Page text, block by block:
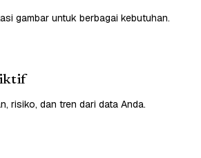
gambar untuk berbagai kebutuhan.
risiko, dan tren dari data Anda.